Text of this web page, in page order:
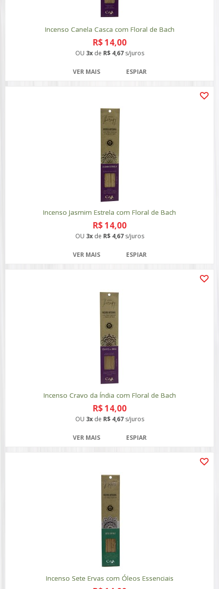
Incenso Canela Casca com Floral de Bach
R$ 14,00
OU 3xde R$ 4,67s/juros
VER MAIS ESPIAR
Incenso Jasmim Estrela com Floral de Bach
R$ 14,00
OU 3xde R$ 4,67s/juros
VER MAIS ESPIAR
Incenso Cravo da Índia com Floral de Bach
R$ 14,00
OU 3xde R$ 4,67s/juros
VER MAIS ESPIAR
Incenso Sete Ervas com Óleos Essenciais